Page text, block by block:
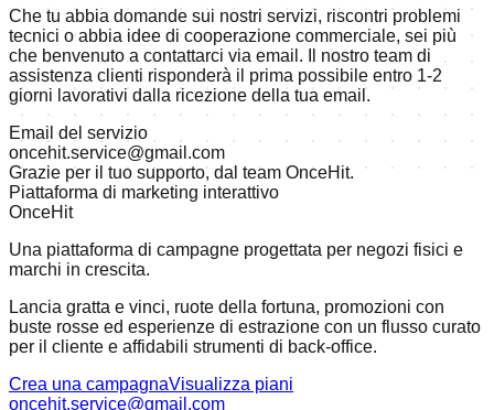
Che tu abbia domande sui nostri servizi, riscontri problemi
tecnici o abbia idee di cooperazione commerciale, sei più
che benvenuto a contattarci via email. Il nostro team di
assistenza clienti risponderà il prima possibile entro 1-2
giorni lavorativi dalla ricezione della tua email.
Email del servizio
oncehit.service@gmail.com
Grazie per il tuo supporto, dal team OnceHit.
Piattaforma di marketing interattivo
OnceHit
Una piattaforma di campagne progettata per negozi fisici e
marchi in crescita.
Lancia gratta e vinci, ruote della fortuna, promozioni con
buste rosse ed esperienze di estrazione con un flusso curato
per il cliente e affidabili strumenti di back-office.
Crea una campagnaVisualizza piani
oncehit.service@gmail.com